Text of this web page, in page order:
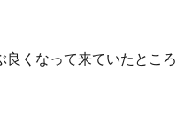
くなって来ていたところ